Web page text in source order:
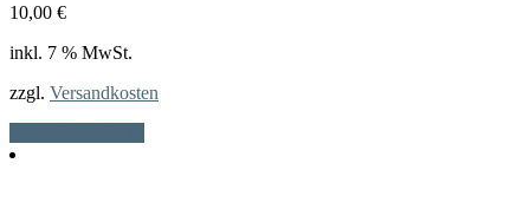
10,00 €
inkl. 7 % MwSt.
zzgl. Versandkosten